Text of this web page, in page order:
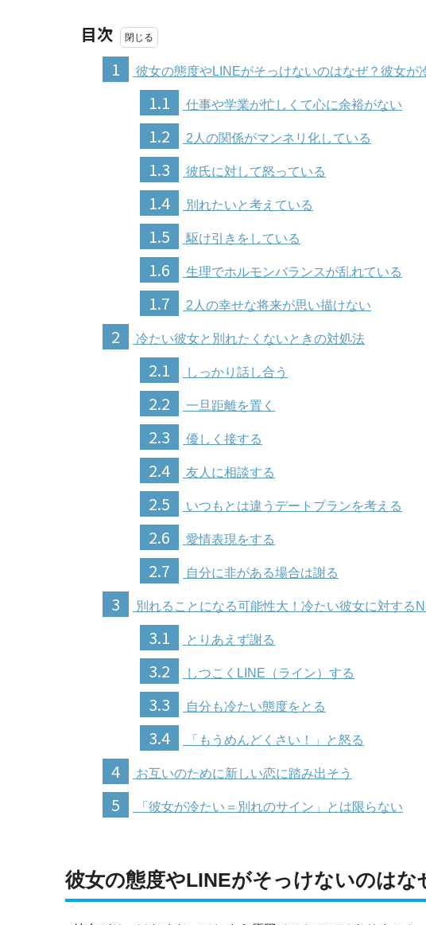
目次
1
彼女の態度やLINEがそっけないのはなぜ？彼女が
1.1 仕事や学業が忙しくて心に余裕がない
1.2 2人の関係がマンネリ化している
1.3 彼氏に対して怒っている
1.4 別れたいと考えている
1.5 駆け引きをしている
1.6 生理でホルモンバランスが乱れている
1.7 2人の幸せな将来が思い描けない
2 冷たい彼女と別れたくないときの対処法
2.1 しっかり話し合う
2.2 一旦距離を置く
2.3 優しく接する
2.4 友人に相談する
2.5 いつもとは違うデートプランを考える
2.6 愛情表現をする
2.7 自分に非がある場合は謝る
3 別れることになる可能性大！冷たい彼女に対する
3.1 とりあえず謝る
3.2 しつこくLINE（ライン）する
3.3 自分も冷たい態度をとる
3.4 「もうめんどくさい！」と怒る
4 お互いのために新しい恋に踏み出そう
5 「彼女が冷たい＝別れのサイン」とは限らない
彼女の態度やLINEがそっけないのは